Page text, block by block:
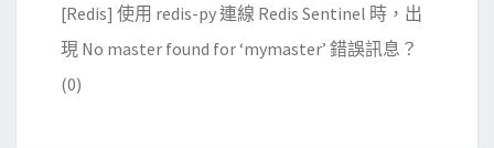
[Redis] 使用 redis-py 連線 Redis Sentinel 時，出
現 No master found for ‘mymaster’ 錯誤訊息？
(0)